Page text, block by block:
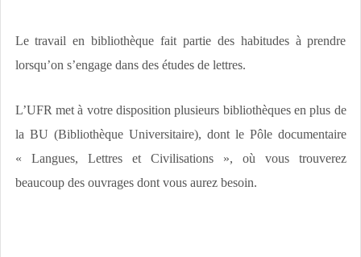
Le travail en bibliothèque fait partie des habitudes à prendre
lorsqu’on s’engage dans des études de lettres.
L’UFR met à votre disposition plusieurs bibliothèques en plus de
la BU (Bibliothèque Universitaire), dont le Pôle documentaire
« Langues, Lettres et Civilisations », où vous trouverez
beaucoup des ouvrages dont vous aurez besoin.